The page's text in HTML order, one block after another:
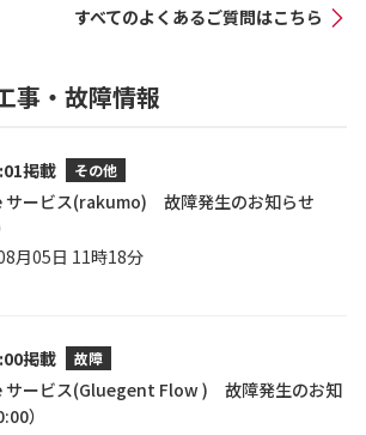
すべてのよくあるご質問はこちら
事・故障情報
掲載 その他
ービス(rakumo) 故障発生のお知らせ
月05日 11時18分
掲載 故障
サービス(Gluegent Flow ) 故障発生のお知
）